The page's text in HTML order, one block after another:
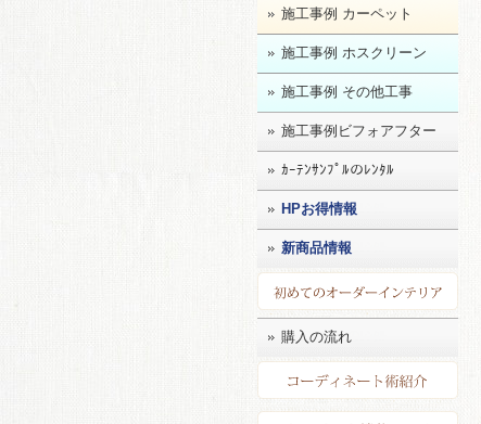
施工事例 カーペット
施工事例 ホスクリーン
施工事例 その他工事
施工事例ビフォアフター
ｶｰﾃﾝｻﾝﾌﾟﾙのﾚﾝﾀﾙ
HPお得情報
新商品情報
購入の流れ